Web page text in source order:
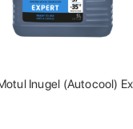
Inugel (Autocool)